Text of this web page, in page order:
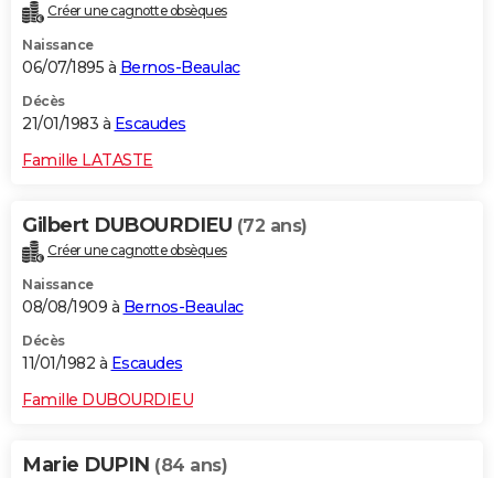
Créer une cagnotte obsèques
Naissance
06/07/1895 à Bernos-Beaulac
Décès
21/01/1983 à Escaudes
Famille LATASTE
Gilbert DUBOURDIEU (72 ans)
Créer une cagnotte obsèques
Naissance
08/08/1909 à Bernos-Beaulac
Décès
11/01/1982 à Escaudes
Famille DUBOURDIEU
Marie DUPIN (84 ans)